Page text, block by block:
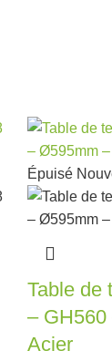
Épuisé
Table de
–
Acier